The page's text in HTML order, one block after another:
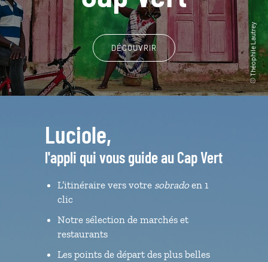
DÉCOUVRIR
Luciole,
l'appli qui vous guide au Cap Vert
L’itinéraire vers votre sobrado en 1
clic
Notre sélection de marchés et
restaurants
Les points de départ des plus belles